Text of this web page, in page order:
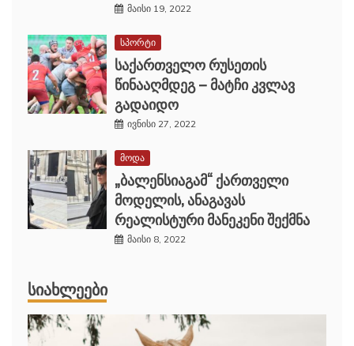
მაისი 19, 2022
სპორტი
საქართველო რუსეთის
წინააღმდეგ – მატჩი კვლავ
გადაიდო
ივნისი 27, 2022
მოდა
„ბალენსიაგამ“ ქართველი
მოდელის, ანაგავას
რეალისტური მანეკენი შექმნა
მაისი 8, 2022
ᲡᲘᲐᲮᲚᲔᲔᲑᲘ